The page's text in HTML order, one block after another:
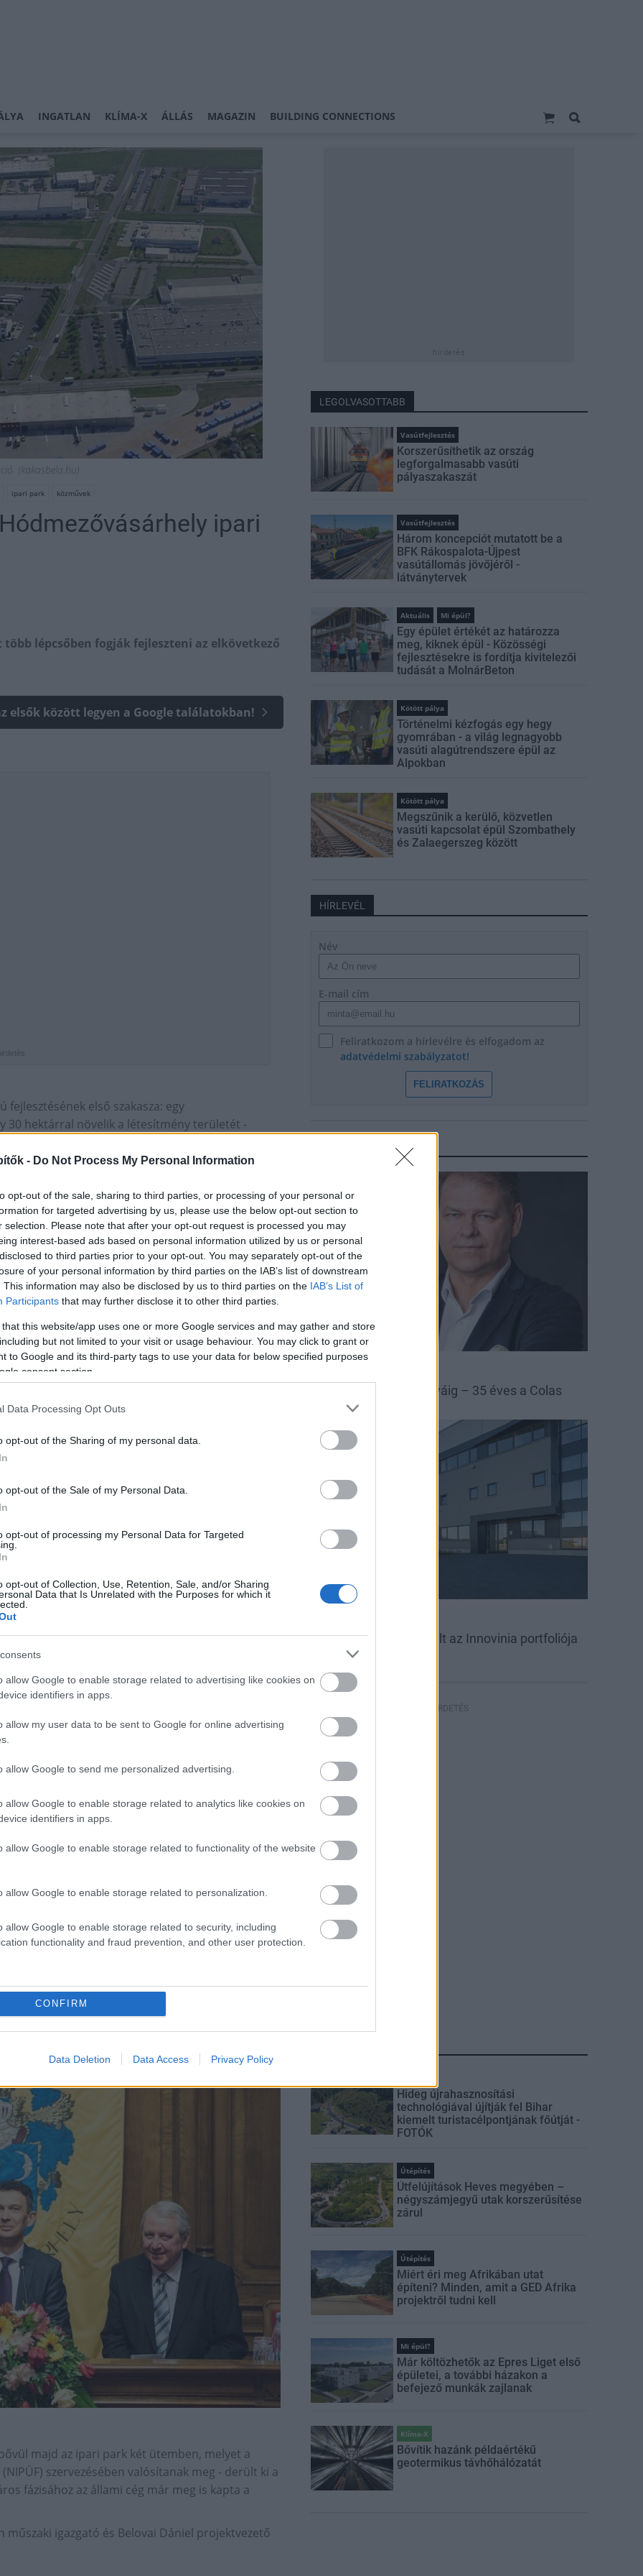
- Do Not Process My Personal Information
opt-out of the sale, sharing to third parties, or processing of your personal or
for targeted advertising by us, please use the below opt-out section to
selection. Please note that after your opt-out request is processed you may
interest-based ads based on personal information utilized by us or personal
to third parties prior to your opt-out. You may separately opt-out of the
of your personal information by third parties on the IAB’s list of downstream
This information may also be disclosed by us to third parties on the IAB’s List of
Participants that may further disclose it to other third parties.
that this website/app uses one or more Google services and may gather and store
but not limited to your visit or usage behaviour. You may click to grant or
to Google and its third-party tags to use your data for below specified purposes
consent section.
Data Processing Opt Outs
opt-out of the Sharing of my personal data.
opt-out of the Sale of my Personal Data.
opt-out of processing my Personal Data for Targeted
opt-out of Collection, Use, Retention, Sale, and/or Sharing
Data that Is Unrelated with the Purposes for which it
allow Google to enable storage related to advertising like cookies on
identifiers in apps.
allow my user data to be sent to Google for online advertising
allow Google to send me personalized advertising.
allow Google to enable storage related to analytics like cookies on
identifiers in apps.
allow Google to enable storage related to functionality of the website
allow Google to enable storage related to personalization.
allow Google to enable storage related to security, including
functionality and fraud prevention, and other user protection.
CONFIRM
Data Deletion Data Access Privacy Policy
INGATLAN KLÍMA-X ÁLLÁS MAGAZIN BUILDING CONNECTIONS
(kakasbela.hu)
ipari park közművek
ipari
lépcsőben fogják fejleszteni az elkövetkező
elsők között legyen a Google találatokban!
első szakasza: egy
hektárral növelik a létesítmény területét -
támogatásával megvalósuló beruházást a
Kft. kivitelezi. Az ipari parkot a következő
fogják tovább bővíteni -
2019 februárjában fejezik be. A projekttel
útjának a fejlesztése is, melynek
a Délút kivitelezésében valósul meg.
galéria nyílik (magyarepitok.hu/Dernovics Tamás)
köti össze a 47-es út északi csatlakozási
– mondta el a politikus.
hátteret épít ki, elvégzik a
el,
csatorna elhelyezésével
csatorna kiépítésével.
fejlesztik a közvilágítást és az internetelérést.
indul el
majd az ipari park két ütemben, melyet a
szervezésében valósítanak meg - derült ki a
fázisához az állami cég már meg is kapta a
igazgató és Belovai Dániel projektvezető
LEGOLVASOTTABB
Vasútfejlesztés
Korszerűsíthetik az ország
legforgalmasabb vasúti
pályaszakaszát
Vasútfejlesztés
Három koncepciót mutatott be a
BFK Rákospalota-Újpest
vasútállomás jövőjéről -
látványtervek
Aktuális Mi épül?
Egy épület értékét az határozza
meg, kiknek épül - Közösségi
fejlesztésekre is fordítja kivitelezői
tudását a MolnárBeton
Kötött pálya
Történelmi kézfogás egy hegy
gyomrában - a világ legnagyobb
vasúti alagútrendszere épül az
Alpokban
Kötött pálya
Megszűnik a kerülő, közvetlen
vasúti kapcsolat épül Szombathely
és Zalaegerszeg között
HÍRLEVÉL
Név
E-mail cím
Feliratkozom a hírlevélre és elfogadom az
adatvédelmi szabályzatot!
FELIRATKOZÁS
A bányától az autópályáig – 35 éves a Colas
Északkő
Újabb csarnokkal bővült az Innovinia portfoliója
Nyíregyházán
HIRDETÉS
Hideg újrahasznosítási
technológiával újítják fel Bihar
kiemelt turistacélpontjának főútját -
FOTÓK
Útépítés
Útfelújítások Heves megyében –
négyszámjegyű utak korszerűsítése
zárul
Útépítés
Miért éri meg Afrikában utat
építeni? Minden, amit a GED Afrika
projektről tudni kell
Mi épül?
Már költözhetők az Epres Liget első
épületei, a további házakon a
befejező munkák zajlanak
Klíma-X
Bővítik hazánk példaértékű
geotermikus távhőhálózatát